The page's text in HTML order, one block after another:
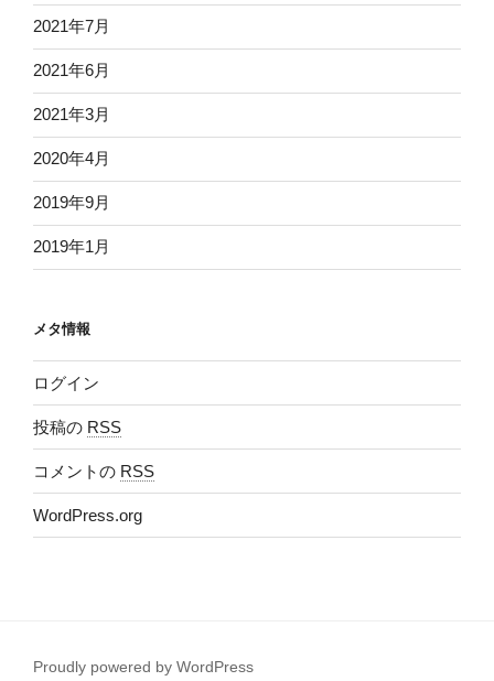
2021年7月
2021年6月
2021年3月
2020年4月
2019年9月
2019年1月
メタ情報
ログイン
投稿の RSS
コメントの RSS
WordPress.org
Proudly powered by WordPress